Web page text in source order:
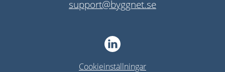
support@byggnet.se
Cookieinställningar